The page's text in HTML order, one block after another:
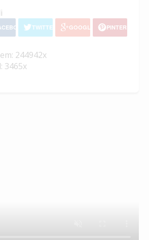
TWITTER GOOGLE+ PINTEREST
244942x
3465x